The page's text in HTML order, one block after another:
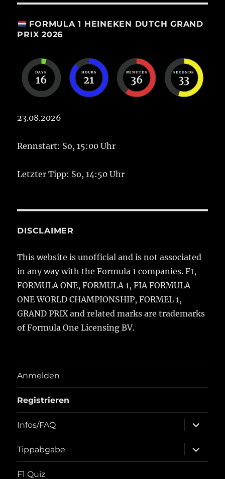
FORMULA 1 HEINEKEN DUTCH GRAND
PRIX 2026
DAYS
16
HOURS
21
MINUTES
36
SECONDS
33
23.08.2026
Rennstart: So, 15:00 Uhr
Letzter Tipp: So, 14:50 Uhr
DISCLAIMER
This website is unofficial and is not associated
in any way with the Formula 1 companies. F1,
FORMULA ONE, FORMULA 1, FIA FORMULA
ONE WORLD CHAMPIONSHIP, FORMEL 1,
GRAND PRIX and related marks are trademarks
of Formula One Licensing BV.
Anmelden
Registrieren
Infos/FAQ
öffnen
Tippabgabe
öffnen
F1 Quiz